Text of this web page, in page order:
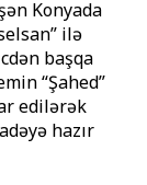
Konyada
ilə
başqa
“Şahed”
edilərək
hazır